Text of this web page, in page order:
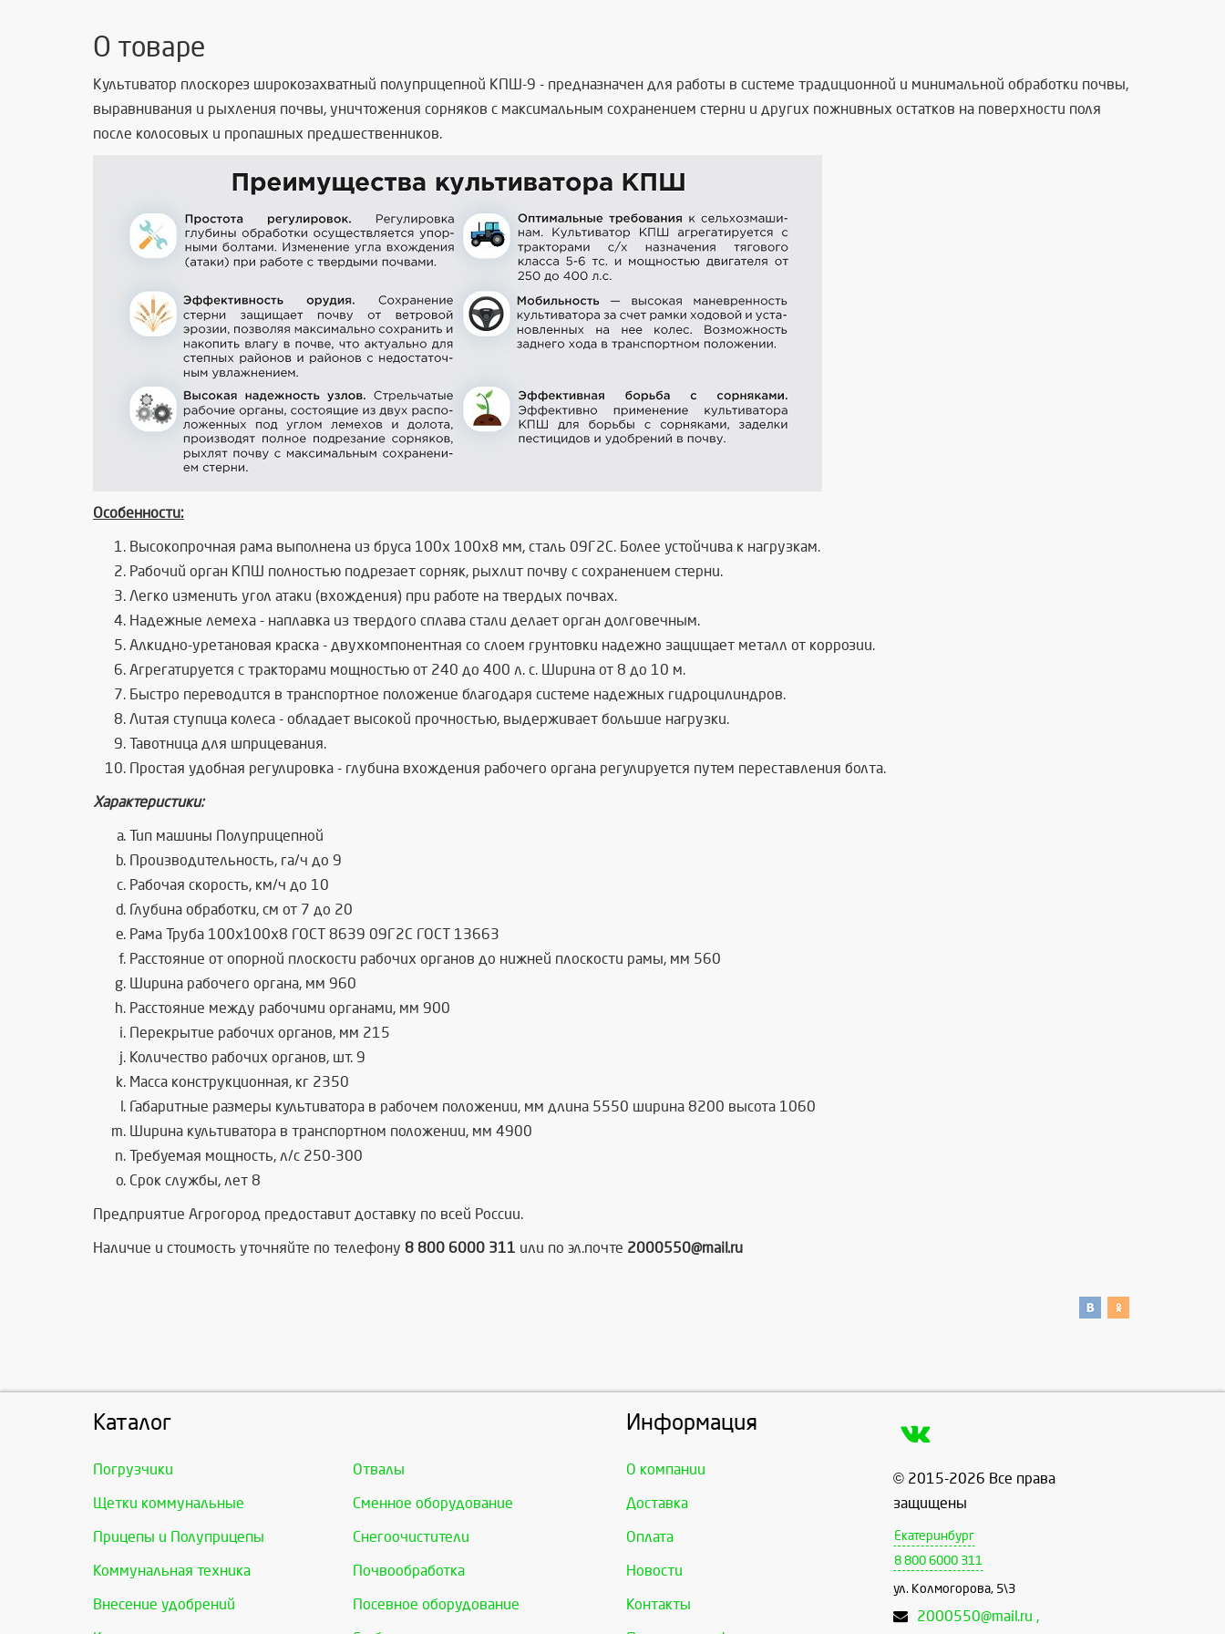
О товаре
Культиватор плоскорез широкозахватный полуприцепной КПШ-9 - предназначен для работы в системе традиционной и минимальной обработки почвы,
выравнивания и рыхления почвы, уничтожения сорняков с максимальным сохранением стерни и других пожнивных остатков на поверхности поля
после колосовых и пропашных предшественников.
Особенности:
Высокопрочная рама выполнена из бруса 100х 100х8 мм, сталь 09Г2С. Более устойчива к нагрузкам.
Рабочий орган КПШ полностью подрезает сорняк, рыхлит почву с сохранением стерни.
Легко изменить угол атаки (вхождения) при работе на твердых почвах.
Надежные лемеха - наплавка из твердого сплава стали делает орган долговечным.
Алкидно-уретановая краска - двухкомпонентная со слоем грунтовки надежно защищает металл от коррозии.
Агрегатируется с тракторами мощностью от 240 до 400 л. с. Ширина от 8 до 10 м.
Быстро переводится в транспортное положение благодаря системе надежных гидроцилиндров.
Литая ступица колеса - обладает высокой прочностью, выдерживает большие нагрузки.
Тавотница для шприцевания.
Простая удобная регулировка - глубина вхождения рабочего органа регулируется путем переставления болта.
Характеристики:
Тип машины Полуприцепной
Производительность, га/ч до 9
Рабочая скорость, км/ч до 10
Глубина обработки, см от 7 до 20
Рама Труба 100х100х8 ГОСТ 8639 09Г2С ГОСТ 13663
Расстояние от опорной плоскости рабочих органов до нижней плоскости рамы, мм 560
Ширина рабочего органа, мм 960
Расстояние между рабочими органами, мм 900
Перекрытие рабочих органов, мм 215
Количество рабочих органов, шт. 9
Масса конструкционная, кг 2350
Габаритные размеры культиватора в рабочем положении, мм длина 5550 ширина 8200 высота 1060
Ширина культиватора в транспортном положении, мм 4900
Требуемая мощность, л/с 250-300
Срок службы, лет 8
Предприятие Агрогород предоставит доставку по всей России.
Наличие и стоимость уточняйте по телефону 8 800 6000 311 или по эл.почте 2000550@mail.ru
Каталог
Погрузчики Отвалы
Щетки коммунальные Сменное оборудование
Прицепы и Полуприцепы Снегоочистители
Коммунальная техника Почвообработка
Внесение удобрений Посевное оборудование
Информация
О компании
Доставка
Оплата
Новости
Контакты
© 2015-2026 Все права
защищены
Екатеринбург
8 800 6000 311
ул. Колмогорова, 5\3
2000550@mail.ru ,